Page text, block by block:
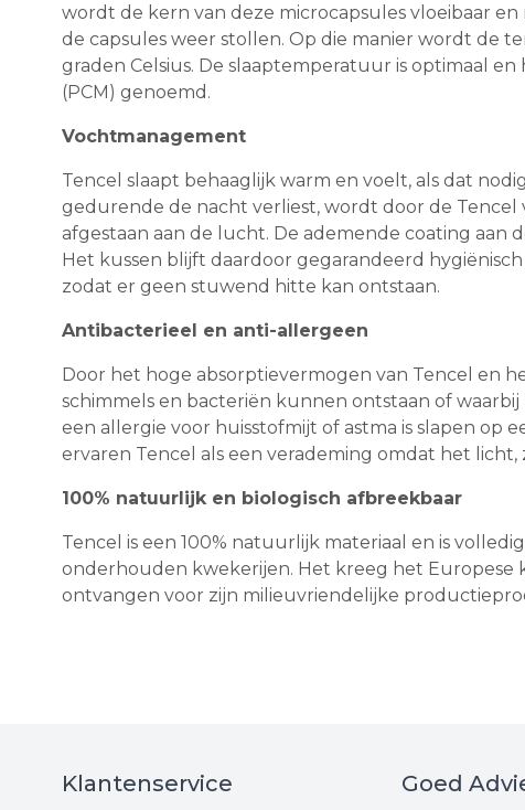
wordt de kern van deze microcapsules vloeibaar
de capsules weer stollen. Op die manier wordt de
graden Celsius. De slaaptemperatuur is optimaal
(PCM) genoemd.
Vochtmanagement
Tencel slaapt behaaglijk warm en voelt, als dat
gedurende de nacht verliest, wordt door de
afgestaan aan de lucht. De ademende coating aan
Het kussen blijft daardoor gegarandeerd
zodat er geen stuwend hitte kan ontstaan.
Antibacterieel en anti-allergeen
Door het hoge absorptievermogen van Tencel en
schimmels en bacteriën kunnen ontstaan of
een allergie voor huisstofmijt of astma is slapen op
ervaren Tencel als een verademing omdat het
100% natuurlijk en biologisch afbreekbaar
Tencel is een 100% natuurlijk materiaal en is
onderhouden kwekerijen. Het kreeg het Europese
ontvangen voor zijn milieuvriendelijke
Klantenservice Goed